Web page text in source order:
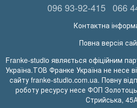
096 93-92-415 066
Контактна
Повна версія
Franke-studio являється офіційним
Україна.ТОВ Франке Україна не несе
сайту franke-studio.com.ua. Повну
роботу ресурсу несе ФОП
Стрийська,